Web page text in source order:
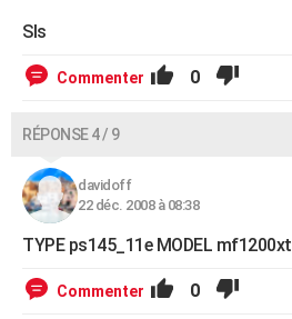
Sls
Commenter 0
RÉPONSE 4 / 9
davidoff
22 déc. 2008 à 08:38
TYPE ps145_11e MODEL mf1200xt
Commenter 0